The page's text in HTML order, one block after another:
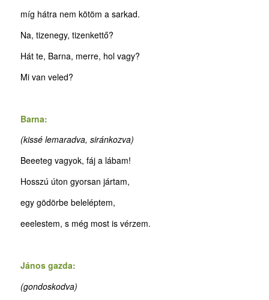
míg hátra nem kötöm a sarkad.
Na, tizenegy, tizenkettő?
Hát te, Barna, merre, hol vagy?
Mi van veled?
Barna:
(kissé lemaradva, siránkozva)
Beeeteg vagyok, fáj a lábam!
Hosszú úton gyorsan jártam,
egy gödörbe beleléptem,
eeelestem, s még most is vérzem.
János gazda:
(gondoskodva)